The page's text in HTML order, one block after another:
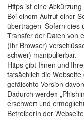
Https ist eine
Bei einem Aufruf einer
übertragen. Sofern dies
Transfer der Daten von
(Ihr Browser)
schwer) manipulierbar.
Https gibt Ihnen und
tatsächlich die
gefälschte Version
Dadurch werden
erschwert und
BetreiberIn der